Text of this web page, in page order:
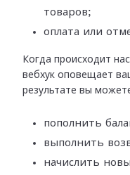
товаров;
оплата или
Когда происходит
вебхук оповещает
результате вы
пополнить
выполнить
начислить